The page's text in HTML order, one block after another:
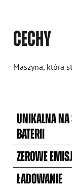
CECHY
Maszyna, która
UNIKALNA NA
BATERII
ZEROWE
ŁADOWANIE